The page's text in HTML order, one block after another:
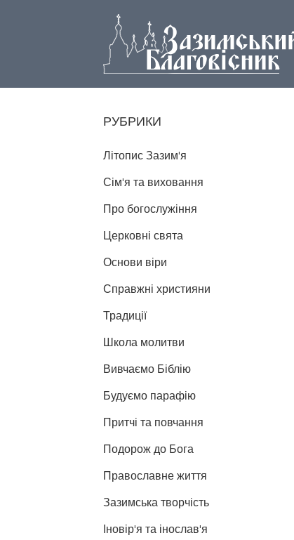
РУБРИКИ
Літопис Зазим'я
Сім'я та виховання
Про богослужіння
Церковні свята
Основи віри
Справжні християни
Традиції
Школа молитви
Вивчаємо Біблію
Будуємо парафію
Притчі та повчання
Подорож до Бога
Православне життя
Зазимська творчість
Іновір'я та інослав'я